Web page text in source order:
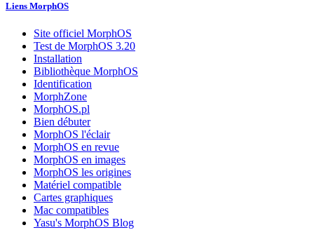
Liens MorphOS
Site officiel MorphOS
Test de MorphOS 3.20
Installation
Bibliothèque MorphOS
Identification
MorphZone
MorphOS.pl
Bien débuter
MorphOS l'éclair
MorphOS en revue
MorphOS en images
MorphOS les origines
Matériel compatible
Cartes graphiques
Mac compatibles
Yasu's MorphOS Blog